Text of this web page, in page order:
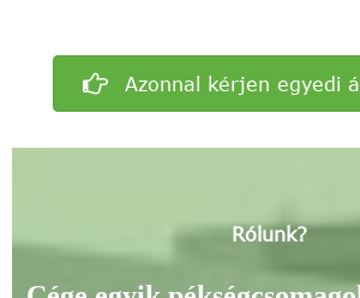
Azonnal kérjen egyedi
Rólunk?